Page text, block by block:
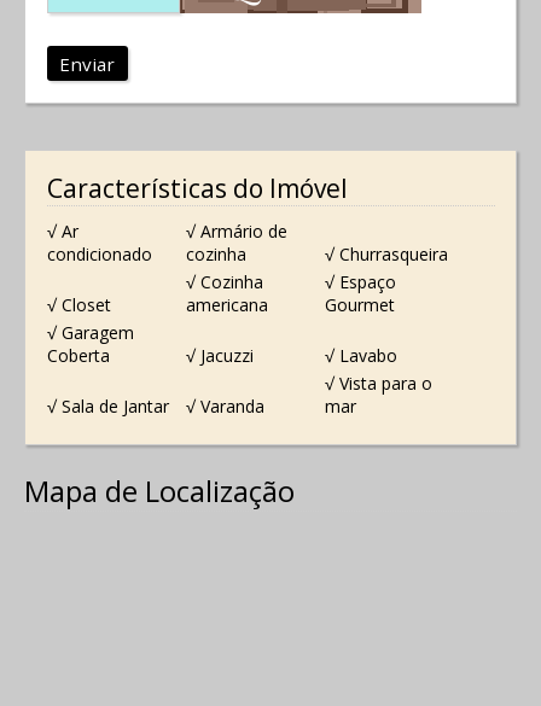
Enviar
Características do Imóvel
√ Ar
condicionado
√ Armário de
cozinha
√ Churrasqueira
√ Closet
√ Cozinha
americana
√ Espaço
Gourmet
√ Garagem
Coberta
√ Jacuzzi √ Lavabo
√ Sala de Jantar √ Varanda
√ Vista para o
mar
Mapa de Localização